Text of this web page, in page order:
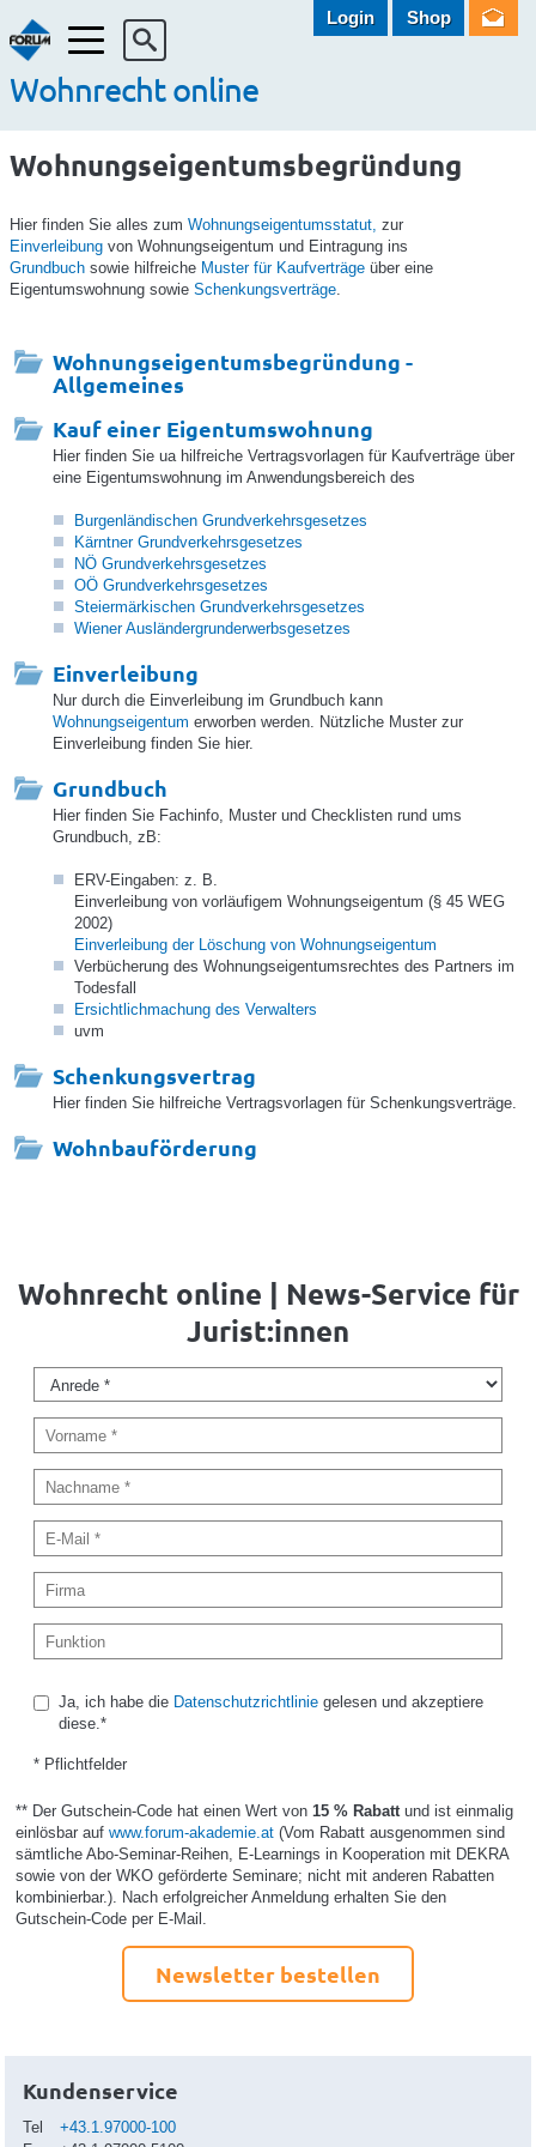
Menü
Wohnrecht online
Login Shop
Wohnungseigentumsbegründung
Hier finden Sie alles zum Wohnungseigentumsstatut, zur
Einverleibungvon Wohnungseigentum und Eintragung ins
Grundbuchsowie hilfreiche Muster für Kaufverträgeüber eine
Eigentumswohnung sowie Schenkungsverträge.
Wohnungseigentumsbegründung -
Allgemeines
Kauf einer Eigentumswohnung
Hier finden Sie ua hilfreiche Vertragsvorlagen für Kaufverträge über
eine Eigentumswohnung im Anwendungsbereich des
Burgenländischen Grundverkehrsgesetzes
Kärntner Grundverkehrsgesetzes
NÖ Grundverkehrsgesetzes
OÖ Grundverkehrsgesetzes
Steiermärkischen Grundverkehrsgesetzes
Wiener Ausländergrunderwerbsgesetzes
Einverleibung
Nur durch die Einverleibung im Grundbuch kann
Wohnungseigentum erworben werden. Nützliche Muster zur
Einverleibung finden Sie hier.
Grundbuch
Hier finden Sie Fachinfo, Muster und Checklisten rund ums
Grundbuch, zB:
ERV-Eingaben: z. B.
Einverleibung von vorläufigem Wohnungseigentum (§ 45 WEG
2002)
Einverleibung der Löschung von Wohnungseigentum
Verbücherung des Wohnungseigentumsrechtes des Partners im
Todesfall
Ersichtlichmachung des Verwalters
uvm
Schenkungsvertrag
Hier finden Sie hilfreiche Vertragsvorlagen für Schenkungsverträge.
Wohnbauförderung
Wohnrecht online | News-Service für
Jurist:innen
Ja, ich habe die Datenschutzrichtliniegelesen und akzeptiere
diese.*
* Pflichtfelder
** Der Gutschein-Code hat einen Wert von 15 % Rabatt und ist einmalig
einlösbar auf www.forum-akademie.at(Vom Rabatt ausgenommen sind
sämtliche Abo-Seminar-Reihen, E-Learnings in Kooperation mit DEKRA
sowie von der WKO geförderte Seminare; nicht mit anderen Rabatten
kombinierbar.). Nach erfolgreicher Anmeldung erhalten Sie den
Gutschein-Code per E-Mail.
Newsletter bestellen
Kundenservice
Tel
+43.1.97000-100